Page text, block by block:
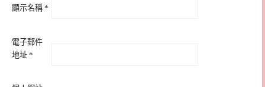
顯示名稱 *
電子郵件
地址 *